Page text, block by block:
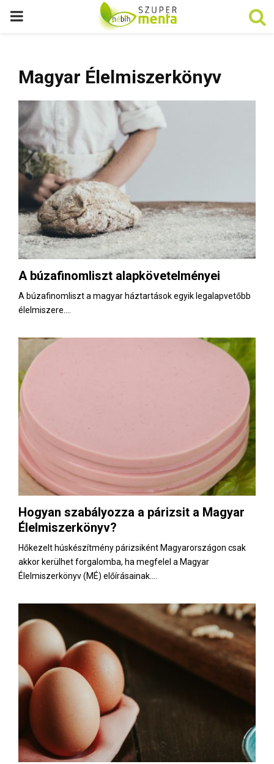
P
M
A
R
Y
M
E
N
Magyar Élelmiszerkönyv
A búzafinomliszt alapkövetelményei
A búzafinomliszt a magyar háztartások egyik legalapvetőbb
élelmiszere....
Hogyan szabályozza a párizsit a Magyar
Élelmiszerkönyv?
Hőkezelt húskészítmény párizsiként Magyarországon csak
akkor kerülhet forgalomba, ha megfelel a Magyar
Élelmiszerkönyv (MÉ) előírásainak....